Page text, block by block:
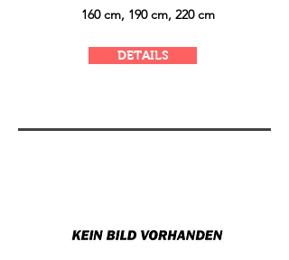
160 cm, 190 cm, 220 cm
DETAILS